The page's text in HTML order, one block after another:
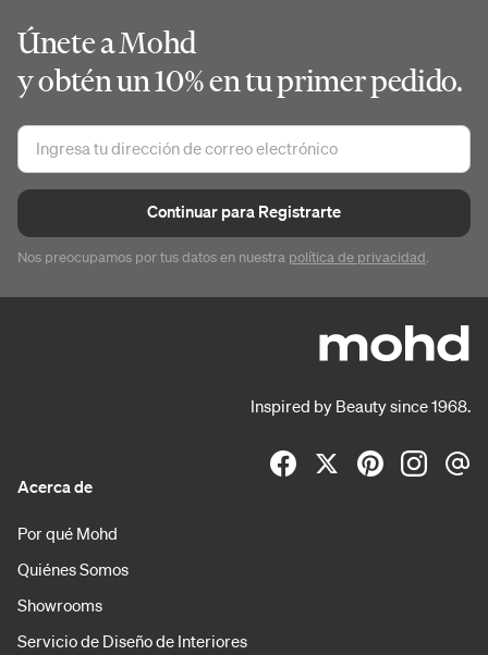
Únete a Mohd
y obtén un 10% en tu primer pedido.
Continuar para Registrarte
Nos preocupamos por tus datos en nuestra política de privacidad.
Inspired by Beauty since 1968.
Acerca de
Por qué Mohd
Quiénes Somos
Showrooms
Servicio de Diseño de Interiores